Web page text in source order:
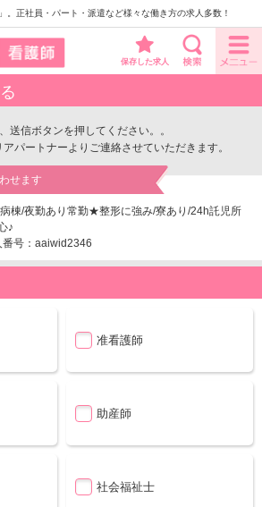
。正社員・パート・派遣など様々な働き方の求人多数！
保存した求人
送信ボタンを押してください。。
パートナーよりご連絡させていただきます。
せます
病棟/夜勤あり常勤★整形に強み/寮あり/24h託児所
♪
番号：aaiwid2346
准看護師
助産師
社会福祉士